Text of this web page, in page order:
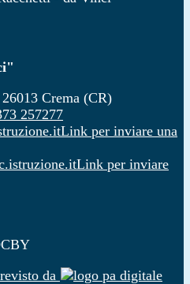
Crema (CR)
257277
Link per inviare una
Link per inviare
da